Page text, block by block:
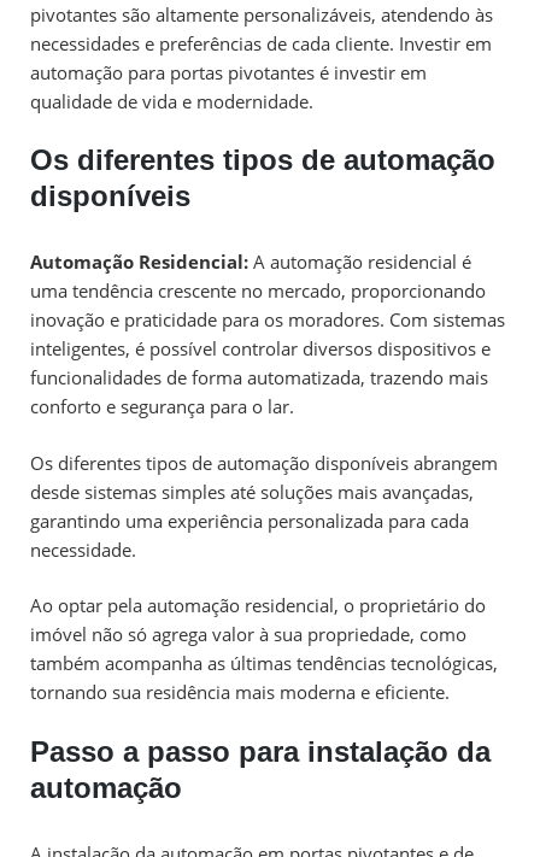
pivotantes são altamente personalizáveis, atendendo às
necessidades e preferências de cada cliente. Investir em
automação para portas pivotantes é investir em
qualidade de vida e modernidade.
Os diferentes tipos de automação
disponíveis
Automação Residencial: A automação residencial é
uma tendência crescente no mercado, proporcionando
inovação e praticidade para os moradores. Com sistemas
inteligentes, é possível controlar diversos dispositivos e
funcionalidades de forma automatizada, trazendo mais
conforto e segurança para o lar.
Os diferentes tipos de automação disponíveis abrangem
desde sistemas simples até soluções mais avançadas,
garantindo uma experiência personalizada para cada
necessidade.
Ao optar pela automação residencial, o proprietário do
imóvel não só agrega valor à sua propriedade, como
também acompanha as últimas tendências tecnológicas,
tornando sua residência mais moderna e eficiente.
Passo a passo para instalação da
automação